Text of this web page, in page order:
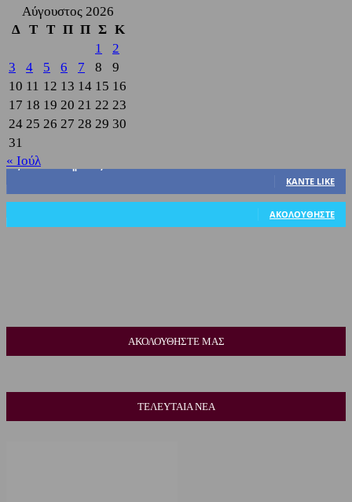
Αύγουστος 2026
Δ
Τ Τ Π Π Σ Κ
1
2
3
4 5 6 7 8
9
10 11 12 13 14 15 16
17 18 19 20 21 22 23
24 25 26 27 28 29 30
31
« Ιούλ
3,822
ΚΆΝΤΕ LIKE
ΑΚΟΛΟΥΘΉΣΤΕ
ΑΚΟΛΟΥΘΗΣΤΕ ΜΑΣ
ΤΕΛΕΥΤΑΙΑ ΝΕΑ